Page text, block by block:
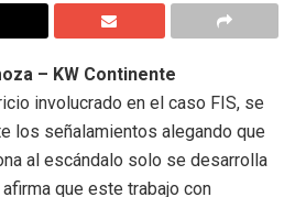
– KW Continente
involucrado en el caso FIS, se
los señalamientos alegando que
al escándalo solo se desarrolla
que este trabajo con